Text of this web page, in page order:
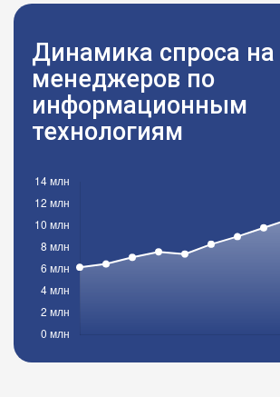
Динамика спроса на
менеджеров по
информационным
технологиям